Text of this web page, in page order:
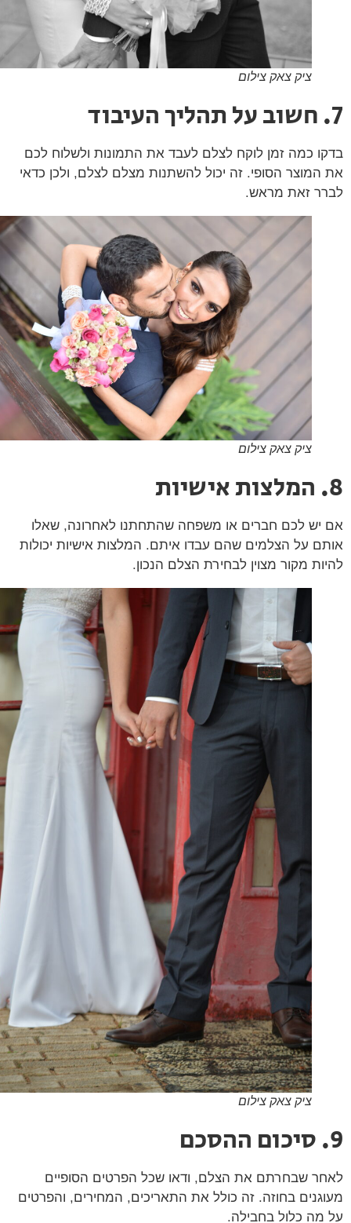
ציק צאק צילום
כמה זמן לוקח לצלם לעבד את התמונות ולשלוח לכם
הסופי. זה יכול להשתנות מצלם לצלם, ולכן כדאי
זאת מראש.
ציק צאק צילום
יש לכם חברים או משפחה שהתחתנו לאחרונה, שאלו
על הצלמים שהם עבדו איתם. המלצות אישיות יכולות
מקור מצוין לבחירת הצלם הנכון.
ציק צאק צילום
שבחרתם את הצלם, ודאו שכל הפרטים הסופיים
בחוזה. זה כולל את התאריכים, המחירים, והפרטים
כלול בחבילה.